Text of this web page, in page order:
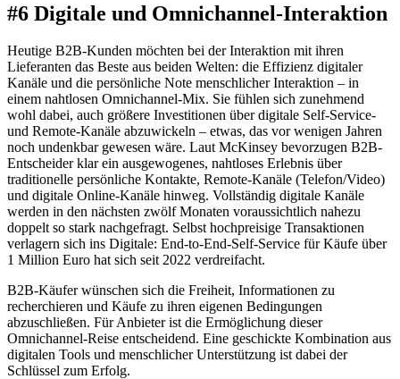
#6 Digitale und Omnichannel-Interaktion
Heutige B2B-Kunden möchten bei der Interaktion mit ihren
Lieferanten das Beste aus beiden Welten: die Effizienz digitaler
Kanäle und die persönliche Note menschlicher Interaktion – in
einem nahtlosen Omnichannel-Mix. Sie fühlen sich zunehmend
wohl dabei, auch größere Investitionen über digitale Self-Service-
und Remote-Kanäle abzuwickeln – etwas, das vor wenigen Jahren
noch undenkbar gewesen wäre. Laut McKinsey bevorzugen B2B-
Entscheider klar ein ausgewogenes, nahtloses Erlebnis über
traditionelle persönliche Kontakte, Remote-Kanäle (Telefon/Video)
und digitale Online-Kanäle hinweg. Vollständig digitale Kanäle
werden in den nächsten zwölf Monaten voraussichtlich nahezu
doppelt so stark nachgefragt. Selbst hochpreisige Transaktionen
verlagern sich ins Digitale: End-to-End-Self-Service für Käufe über
1 Million Euro hat sich seit 2022 verdreifacht.
B2B-Käufer wünschen sich die Freiheit, Informationen zu
recherchieren und Käufe zu ihren eigenen Bedingungen
abzuschließen. Für Anbieter ist die Ermöglichung dieser
Omnichannel-Reise entscheidend. Eine geschickte Kombination aus
digitalen Tools und menschlicher Unterstützung ist dabei der
Schlüssel zum Erfolg.